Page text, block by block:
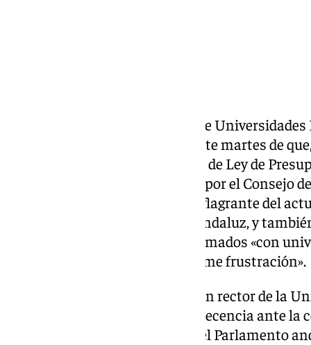
El presidente de la Asociación de
Francisco Oliva, ha advertido este martes de
formulación actual» el proyecto de Ley de
Autónoma para 2025 aprobado por el Consejo
produciría un incumplimiento flagrante del
sistema universitario público andaluz, y
» y de los acuerdos firmados «con
sindicales, generando una enorme frustración».
Así lo ha manifestado el también rector de la
de Sevilla al finalizar su comparecencia ante la
Hacienda y Fondos Europeos del Parlamento